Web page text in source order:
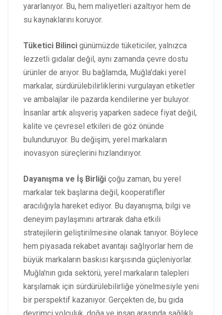
yararlanıyor. Bu, hem maliyetleri azaltıyor hem de
su kaynaklarını koruyor.
Tüketici Bilinci günümüzde tüketiciler, yalnızca
lezzetli gıdalar değil, aynı zamanda çevre dostu
ürünler de arıyor. Bu bağlamda, Muğla'daki yerel
markalar, sürdürülebilirliklerini vurgulayan etiketler
ve ambalajlar ile pazarda kendilerine yer buluyor.
İnsanlar artık alışveriş yaparken sadece fiyat değil,
kalite ve çevresel etkileri de göz önünde
bulunduruyor. Bu değişim, yerel markaların
inovasyon süreçlerini hızlandırıyor.
Dayanışma ve İş Birliği çoğu zaman, bu yerel
markalar tek başlarına değil, kooperatifler
aracılığıyla hareket ediyor. Bu dayanışma, bilgi ve
deneyim paylaşımını artırarak daha etkili
stratejilerin geliştirilmesine olanak tanıyor. Böylece
hem piyasada rekabet avantajı sağlıyorlar hem de
büyük markaların baskısı karşısında güçleniyorlar.
Muğla'nın gıda sektörü, yerel markaların talepleri
karşılamak için sürdürülebilirliğe yönelmesiyle yeni
bir perspektif kazanıyor. Gerçekten de, bu gıda